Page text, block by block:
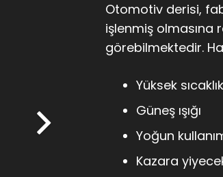
Otomotiv derisi,
işlenmiş olmasına
görebilmektedir.
Yüksek sıcaklık
Güneş ışığı
Yoğun
Kazara